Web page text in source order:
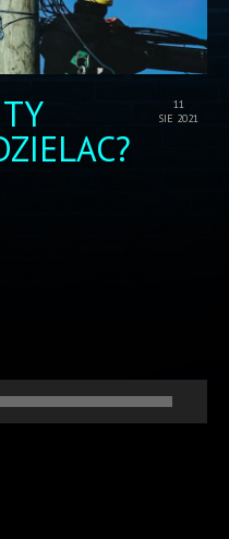
11
SIE 2021